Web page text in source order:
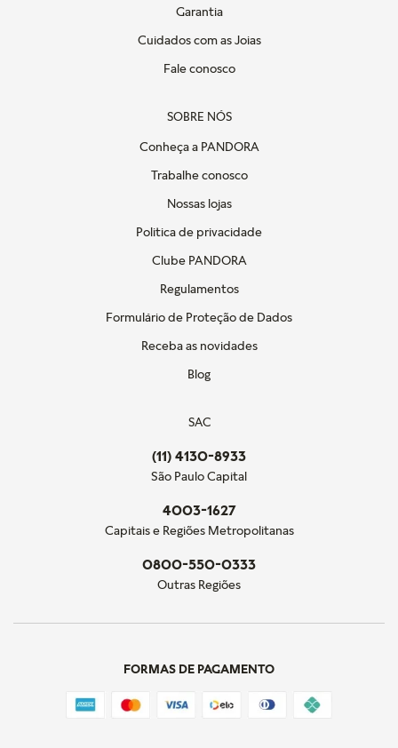
Garantia
Cuidados com as Joias
Fale conosco
SOBRE NÓS
Conheça a PANDORA
Trabalhe conosco
Nossas lojas
Politica de privacidade
Clube PANDORA
Regulamentos
Formulário de Proteção de Dados
Receba as novidades
Blog
SAC
(11) 4130-8933
São Paulo Capital
4003-1627
Capitais e Regiões Metropolitanas
0800-550-0333
Outras Regiões
FORMAS DE PAGAMENTO